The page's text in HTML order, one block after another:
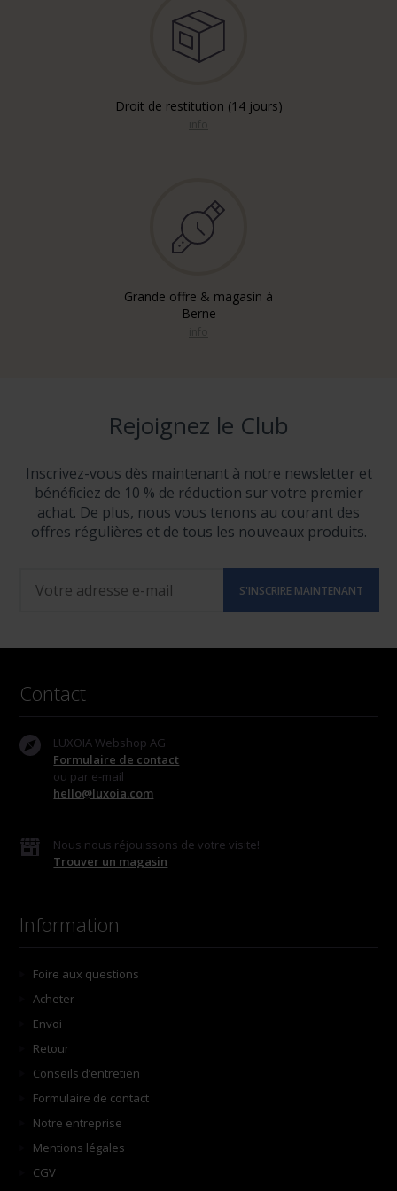
Droit de restitution (14 jours)
Grande offre & magasin à
Berne
Rejoignez le Club
Inscrivez-vous dès maintenant à notre newsletter et
bénéficiez de 10 % de réduction sur votre premier
achat. De plus, nous vous tenons au courant des
offres régulières et de tous les nouveaux produits.
Contact
LUXOIA Webshop AG
Formulaire de contact
ou par e-mail
hello@luxoia.com
Nous nous réjouissons de votre visite!
Trouver un magasin
Information
Foire aux questions
Acheter
Envoi
Retour
Conseils d’entretien
Formulaire de contact
Notre entreprise
Mentions légales
CGV